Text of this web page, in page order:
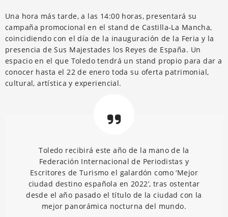
Una hora más tarde, a las 14:00 horas, presentará su
campaña promocional en el stand de Castilla-La Mancha,
coincidiendo con el día de la inauguración de la Feria y la
presencia de Sus Majestades los Reyes de España. Un
espacio en el que Toledo tendrá un stand propio para dar a
conocer hasta el 22 de enero toda su oferta patrimonial,
cultural, artística y experiencial.
Toledo recibirá este año de la mano de la
Federación Internacional de Periodistas y
Escritores de Turismo el galardón como ‘Mejor
ciudad destino española en 2022’, tras ostentar
desde el año pasado el título de la ciudad con la
mejor panorámica nocturna del mundo.